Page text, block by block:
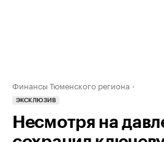
Финансы Тюменского региона
ЭКСКЛЮЗИВ
Несмотря на